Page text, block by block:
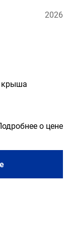
2026
крыша
о цене